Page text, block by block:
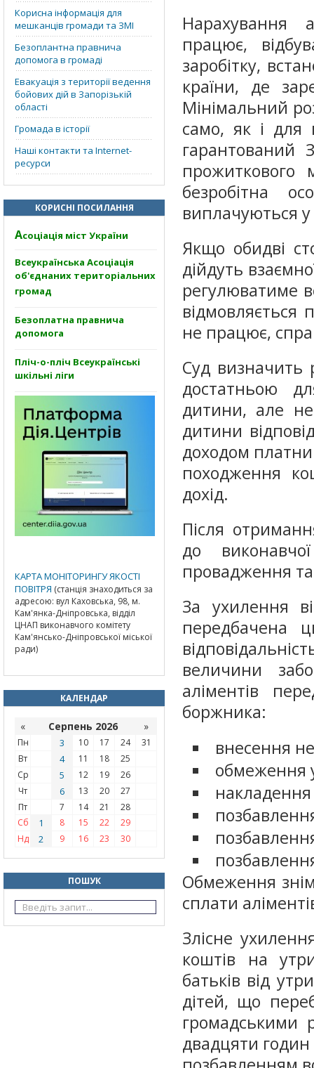
Корисна інформація для
мешканців громади та ЗМІ
Безоплантна правнича
допомога в громаді
Евакуація з території ведення
бойових дій в Запорізькій
області
Громада в історії
Наші контакти та Internet-
ресурси
КОРИСНІ ПОСИЛАННЯ
Асоціація міст України
Всеукраїнська Асоціація
об'єднаних територіальних
громад
Безоплатна правнича
допомога
Пліч-о-пліч Всеукраїнські
шкільні ліги
КАРТА МОНІТОРИНГУ ЯКОСТІ
ПОВІТРЯ (станція знаходиться за
адресою: вул Каховська, 98, м.
Кам'янка-Дніпровська, відділ
ЦНАП виконавчого комітету
Кам'янсько-Дніпровської міської
ради)
КАЛЕНДАР
« Серпень 2026 »
Пн 3 10 17 24
31
Вт
4 11 18
25
Ср
5 12 19
26
Чт
6 13 20
27
Пт
7 14 21
28
Сб
1 8 15 22
29
Нд
2 9 16 23 30
ПОШУК
Нарахування
працює,
заробітку,
країни, де
Мінімальний
само, як і
гарантований
прожиткового
безробітна
виплачуються у
Якщо обидві
дійдуть
регулюватиме
не працює,
Суд визначить
достатньою
дитини, але
дитини
доходом
походження
дохід.
Після
до
провадження
За ухилення
передбачена
величини
аліментів
боржника:
внесення
обмеження
Обмеження
сплати
Злісне
коштів на
батьків від
дітей, що
громадськими
двадцяти годин